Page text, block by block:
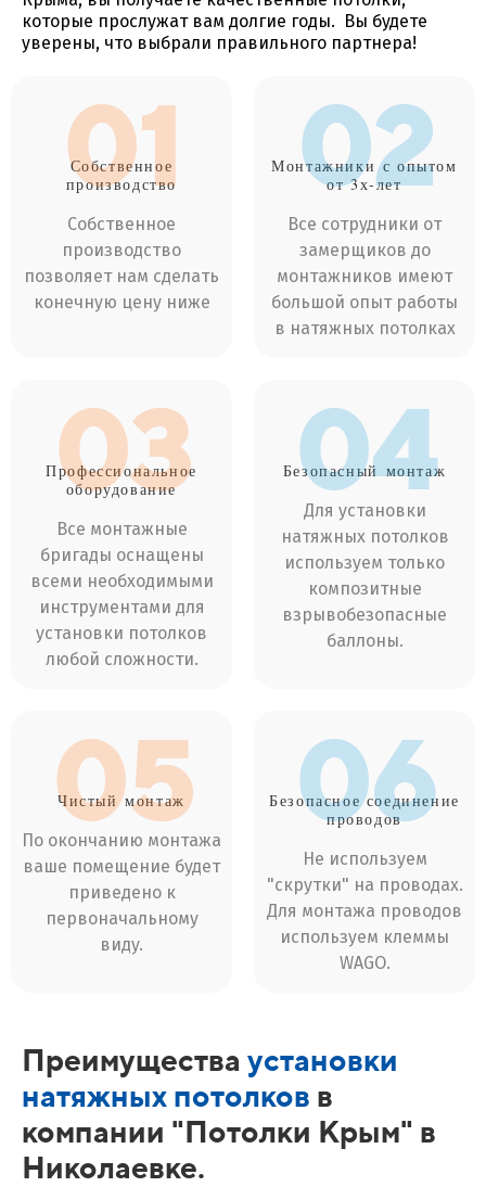
которые прослужат вам долгие годы. Вы будете
уверены, что выбрали правильного партнера!
01
Собственное
производство
Собственное
производство
позволяет нам сделать
конечную цену ниже
02
Монтажники с опытом
от 3х-лет
Все сотрудники от
замерщиков до
монтажников имеют
большой опыт работы
в натяжных потолках
03
Профессиональное
оборудование
Все монтажные
бригады оснащены
всеми необходимыми
инструментами для
установки потолков
любой сложности.
04
Безопасный монтаж
Для установки
натяжных потолков
используем только
композитные
взрывобезопасные
баллоны.
05
Чистый монтаж
По окончанию монтажа
ваше помещение будет
приведено к
первоначальному
виду.
06
Безопасное соединение
проводов
Не используем
"скрутки" на проводах.
Для монтажа проводов
используем клеммы
WAGO.
Преимущества установки
натяжных потолков в
компании "Потолки Крым" в
Николаевке.